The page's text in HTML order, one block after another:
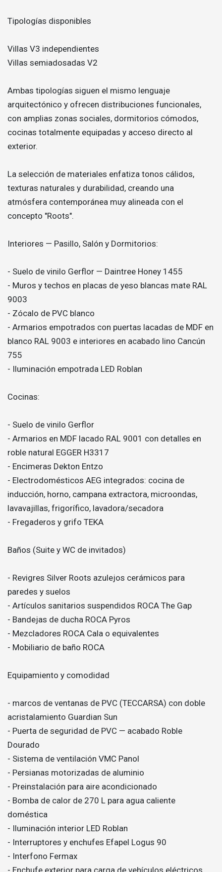
Tipologías disponibles
Villas V3 independientes
Villas semiadosadas V2
Ambas tipologías siguen el mismo lenguaje
arquitectónico y ofrecen distribuciones funcionales,
con amplias zonas sociales, dormitorios cómodos,
cocinas totalmente equipadas y acceso directo al
exterior.
La selección de materiales enfatiza tonos cálidos,
texturas naturales y durabilidad, creando una
atmósfera contemporánea muy alineada con el
concepto "Roots".
Interiores — Pasillo, Salón y Dormitorios:
- Suelo de vinilo Gerflor — Daintree Honey 1455
- Muros y techos en placas de yeso blancas mate RAL
9003
- Zócalo de PVC blanco
- Armarios empotrados con puertas lacadas de MDF en
blanco RAL 9003 e interiores en acabado lino Cancún
755
- Iluminación empotrada LED Roblan
Cocinas:
- Suelo de vinilo Gerflor
- Armarios en MDF lacado RAL 9001 con detalles en
roble natural EGGER H3317
- Encimeras Dekton Entzo
- Electrodomésticos AEG integrados: cocina de
inducción, horno, campana extractora, microondas,
lavavajillas, frigorífico, lavadora/secadora
- Fregaderos y grifo TEKA
Baños (Suite y WC de invitados)
- Revigres Silver Roots azulejos cerámicos para
paredes y suelos
- Artículos sanitarios suspendidos ROCA The Gap
- Bandejas de ducha ROCA Pyros
- Mezcladores ROCA Cala o equivalentes
- Mobiliario de baño ROCA
Equipamiento y comodidad
- marcos de ventanas de PVC (TECCARSA) con doble
acristalamiento Guardian Sun
- Puerta de seguridad de PVC — acabado Roble
Dourado
- Sistema de ventilación VMC Panol
- Persianas motorizadas de aluminio
- Preinstalación para aire acondicionado
- Bomba de calor de 270 L para agua caliente
doméstica
- Iluminación interior LED Roblan
- Interruptores y enchufes Efapel Logus 90
- Interfono Fermax
- Enchufe exterior para carga de vehículos eléctricos